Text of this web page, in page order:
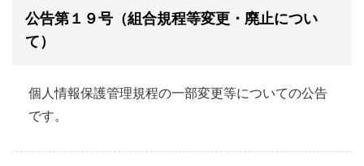
公告第１９号（組合規程等変更・廃止につい
て）
個人情報保護管理規程の一部変更等についての公告
です。